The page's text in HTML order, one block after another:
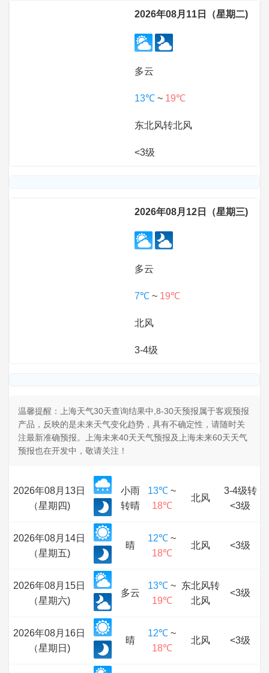
2026年08月11日（星期二)
多云
13℃ ~ 19℃
东北风转北风
<3级
2026年08月12日（星期三)
多云
7℃ ~ 19℃
北风
3-4级
温馨提醒：上海天气30天查询结果中,8-30天预报属于客观预报
产品，反映的是未来天气变化趋势，具有不确定性，请随时关
注最新准确预报。上海未来40天天气预报及上海未来60天天气
预报也在开发中，敬请关注！
2026年08月13日
（星期四)
小雨
转晴
13℃ ~
18℃
北风
3-4级转
<3级
2026年08月14日
（星期五)
晴
12℃ ~
18℃
北风 <3级
2026年08月15日
（星期六)
多云
13℃ ~
19℃
东北风转
北风
<3级
2026年08月16日
（星期日)
晴
12℃ ~
18℃
北风 <3级